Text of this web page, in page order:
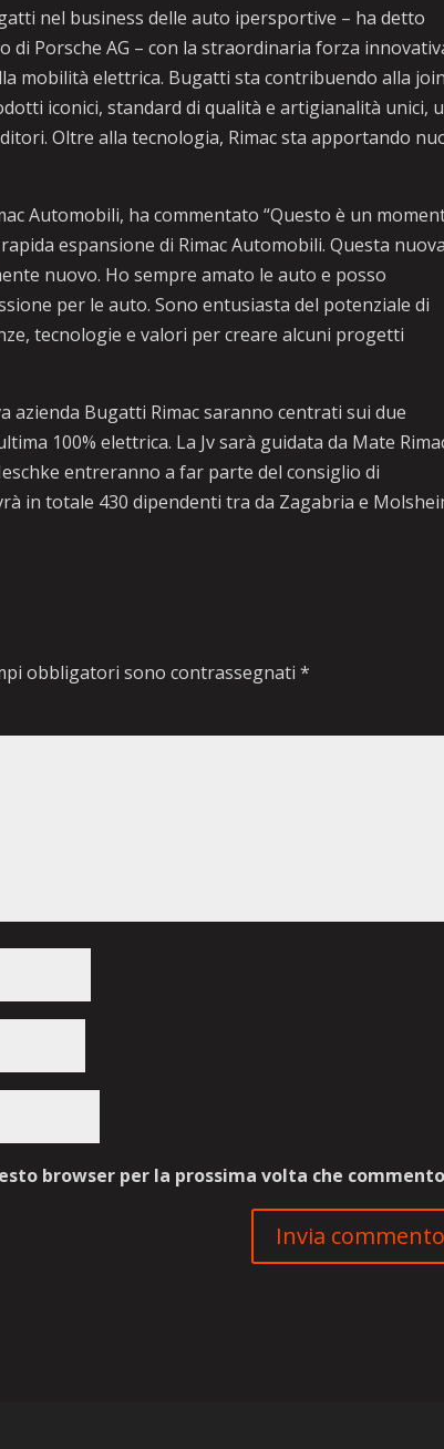
nel business delle auto ipersportive – ha detto
di Porsche AG – con la straordinaria forza
mobilità elettrica. Bugatti sta contribuendo alla
iconici, standard di qualità e artigianalità unici,
Oltre alla tecnologia, Rimac sta apportando
Automobili, ha commentato “Questo è un
espansione di Rimac Automobili. Questa
nuovo. Ho sempre amato le auto e posso
per le auto. Sono entusiasta del potenziale di
tecnologie e valori per creare alcuni progetti
Bugatti Rimac saranno centrati sui due
100% elettrica. La Jv sarà guidata da Mate
entreranno a far parte del consiglio di
in totale 430 dipendenti tra da Zagabria e
obbligatori sono contrassegnati*
browser per la prossima volta che